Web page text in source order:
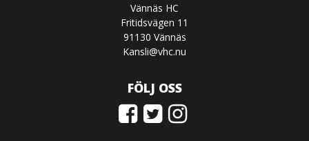
Vännäs HC
Fritidsvägen 11
91130 Vännäs
Kansli@vhc.nu
FÖLJ OSS